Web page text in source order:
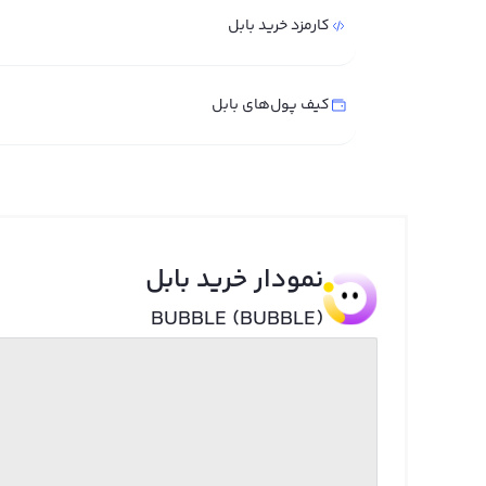
کارمزد خرید بابل
کیف پول‌های بابل
نمودار خرید بابل
BUBBLE (BUBBLE)